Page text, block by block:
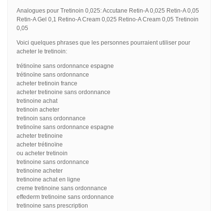
Analogues pour Tretinoin 0,025: Accutane Retin-A 0,025 Retin-A 0,05
Retin-A Gel 0,1 Retino-A Cream 0,025 Retino-A Cream 0,05 Tretinoin
0,05
Voici quelques phrases que les personnes pourraient utiliser pour
acheter le tretinoin:
trétinoïne sans ordonnance espagne
trétinoïne sans ordonnance
acheter tretinoin france
acheter tretinoine sans ordonnance
tretinoine achat
tretinoin acheter
tretinoin sans ordonnance
tretinoïne sans ordonnance espagne
acheter tretinoine
acheter trétinoïne
ou acheter tretinoin
tretinoine sans ordonnance
tretinoine acheter
tretinoine achat en ligne
creme tretinoine sans ordonnance
effederm tretinoine sans ordonnance
tretinoine sans prescription